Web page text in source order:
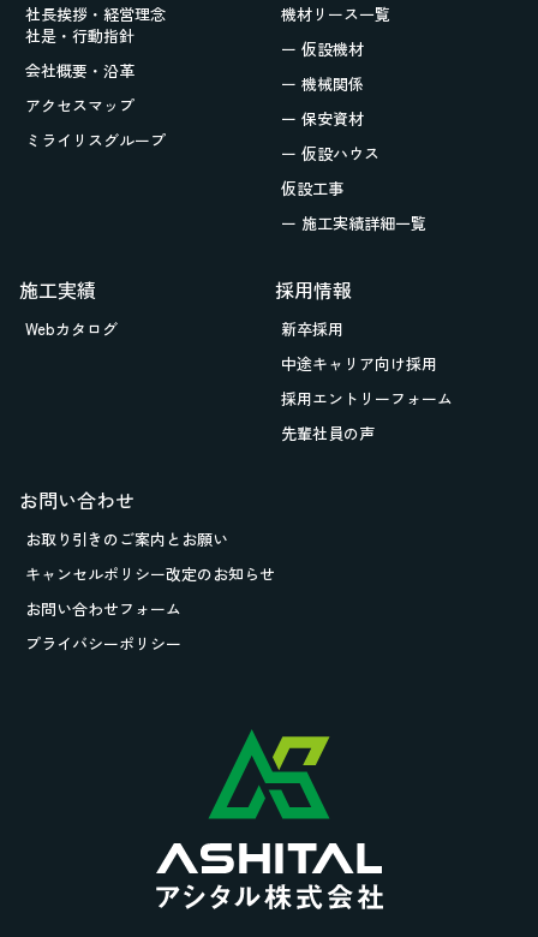
社長挨拶・経営理念
社是・行動指針
会社概要・沿革
アクセスマップ
ミライリスグループ
機材リース一覧
ー 仮設機材
ー 機械関係
ー 保安資材
ー 仮設ハウス
仮設工事
ー 施工実績詳細一覧
施工実績
Webカタログ
採用情報
新卒採用
中途キャリア向け採用
採用エントリーフォーム
先輩社員の声
お問い合わせ
お取り引きのご案内とお願い
キャンセルポリシー改定のお知らせ
お問い合わせフォーム
プライバシーポリシー